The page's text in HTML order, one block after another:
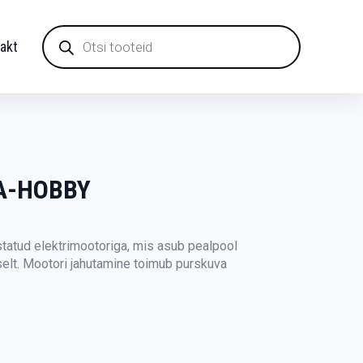
Products
search
HOBBY
elektrimootoriga, mis asub pealpool
Mootori jahutamine toimub purskuva